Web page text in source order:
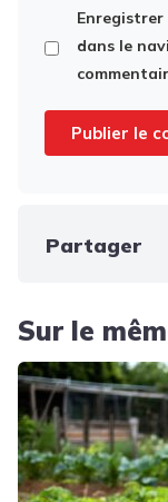
dans le
Partager
Sur le